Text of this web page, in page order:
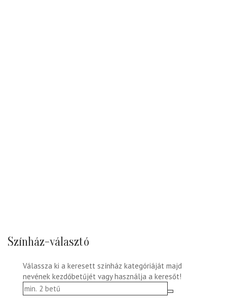
Színház-választó
Válassza ki a keresett színház kategóriáját majd
nevének kezdőbetűjét vagy használja a keresőt!